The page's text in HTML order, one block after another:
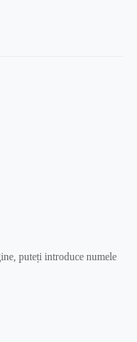
puteți introduce numele